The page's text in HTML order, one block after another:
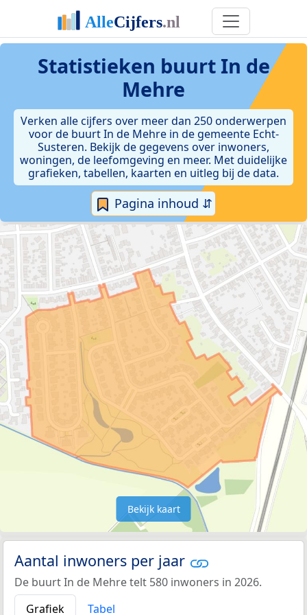
Statistieken buurt In de
Mehre
Verken alle cijfers over meer dan 250 onderwerpen
voor de buurt In de Mehre in de gemeente Echt-
Susteren. Bekijk de gegevens over inwoners,
woningen, de leefomgeving en meer. Met duidelijke
grafieken, tabellen, kaarten en uitleg bij de data.
Pagina inhoud ⇵
Bekijk kaart
Aantal inwoners per jaar
De buurt In de Mehre telt 580 inwoners in 2026.
Grafiek
Tabel